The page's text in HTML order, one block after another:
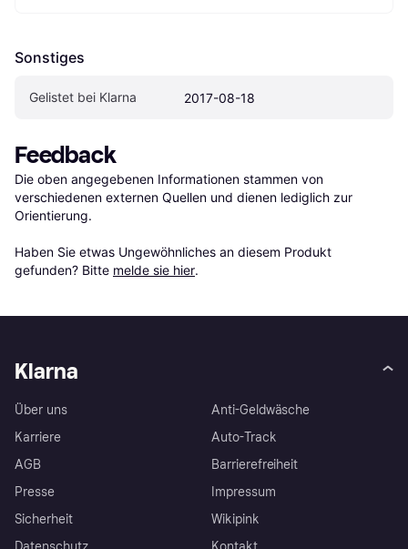
Sonstiges
Gelistet bei Klarna 2017-08-18
Feedback
Die oben angegebenen Informationen stammen von
verschiedenen externen Quellen und dienen lediglich zur
Orientierung.
Haben Sie etwas Ungewöhnliches an diesem Produkt
gefunden? Bitte melde sie hier.
Klarna
Über uns
Karriere
AGB
Presse
Sicherheit
Anti-Geldwäsche
Auto-Track
Barrierefreiheit
Impressum
Wikipink